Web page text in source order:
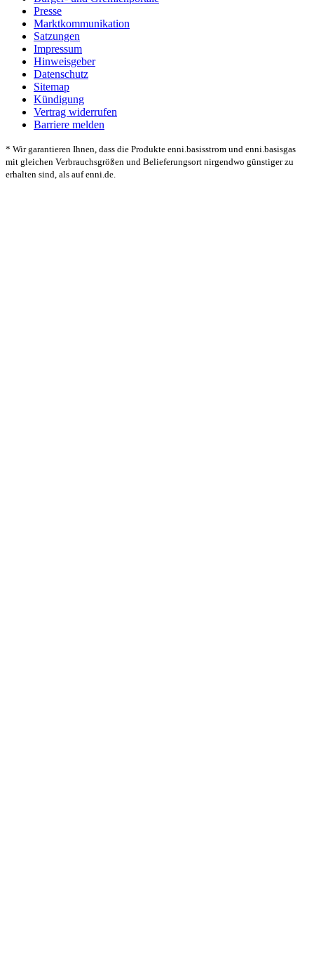
Presse
Marktkommunikation
Satzungen
Impressum
Hinweisgeber
Datenschutz
Sitemap
Kündigung
Vertrag widerrufen
Barriere melden
* Wir garantieren Ihnen, dass die Produkte enni.basisstrom und enni.basisgas
mit gleichen Verbrauchsgrößen und Belieferungsort nirgendwo günstiger zu
erhalten sind, als auf enni.de.